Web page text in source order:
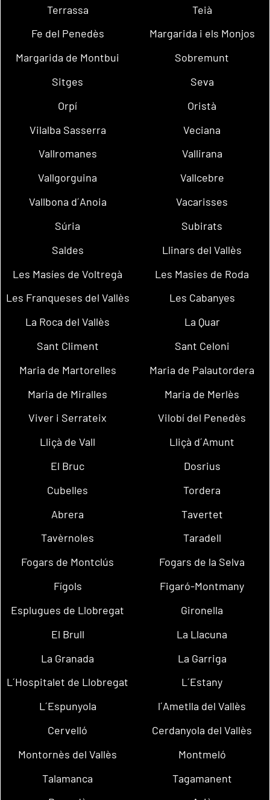
Terrassa
Teià
Fe del Penedès
Margarida i els Monjos
Margarida de Montbui
Sobremunt
Sitges
Seva
Orpí
Oristà
Vilalba Sasserra
Veciana
Vallromanes
Vallirana
Vallgorguina
Vallcebre
Vallbona d´Anoia
Vacarisses
Súria
Subirats
Saldes
Llinars del Vallès
Les Masíes de Voltregà
Les Masies de Roda
Les Franqueses del Vallès
Les Cabanyes
La Roca del Vallès
La Quar
Sant Climent
Sant Celoni
Maria de Martorelles
Maria de Palautordera
Maria de Miralles
Maria de Merlès
Viver i Serrateix
Vilobí del Penedès
Lliçà de Vall
Lliçà d´Amunt
El Bruc
Dosrius
Cubelles
Tordera
Abrera
Tavertet
Tavèrnoles
Taradell
Fogars de Montclús
Fogars de la Selva
Fígols
Figaró-Montmany
Esplugues de Llobregat
Gironella
El Brull
La Llacuna
La Granada
La Garriga
L´Hospitalet de Llobregat
L´Estany
L´Espunyola
l´Ametlla del Vallès
Cervelló
Cerdanyola del Vallès
Montornès del Vallès
Montmeló
Talamanca
Tagamanent